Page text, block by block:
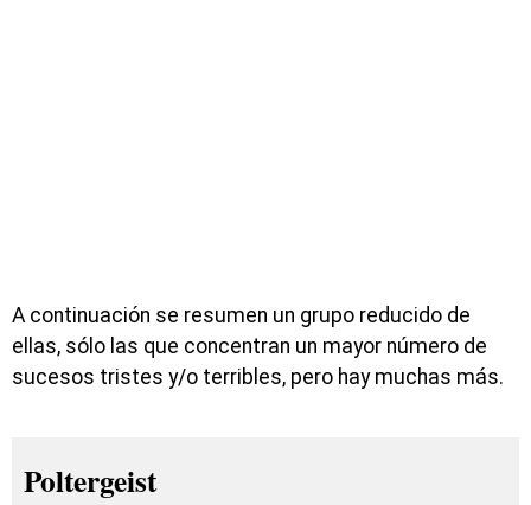
A continuación se resumen un grupo reducido de
ellas, sólo las que concentran un mayor número de
sucesos tristes y/o terribles, pero hay muchas más.
Poltergeist